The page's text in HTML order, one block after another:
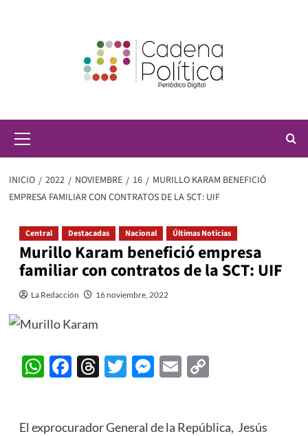
principal
INICIO 2022 NOVIEMBRE 16
MURILLO KARAM BENEFICIÓ
EMPRESA FAMILIAR CON CONTRATOS DE LA SCT: UIF
Central Destacadas Nacional Últimas Noticias
Murillo Karam benefició empresa
familiar con contratos de la SCT: UIF
La Redacción 16 noviembre, 2022
WhatsApp
Facebook
Threads
Twitter
Messenger
EmailCopy
El exprocurador General de la República, Jesús